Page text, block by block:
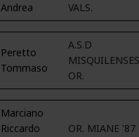
Andrea
VALS.
Peretto
Tommaso
A.S.D
MISQUILENSES
OR.
Marciano
Riccardo
OR. MIANE '87